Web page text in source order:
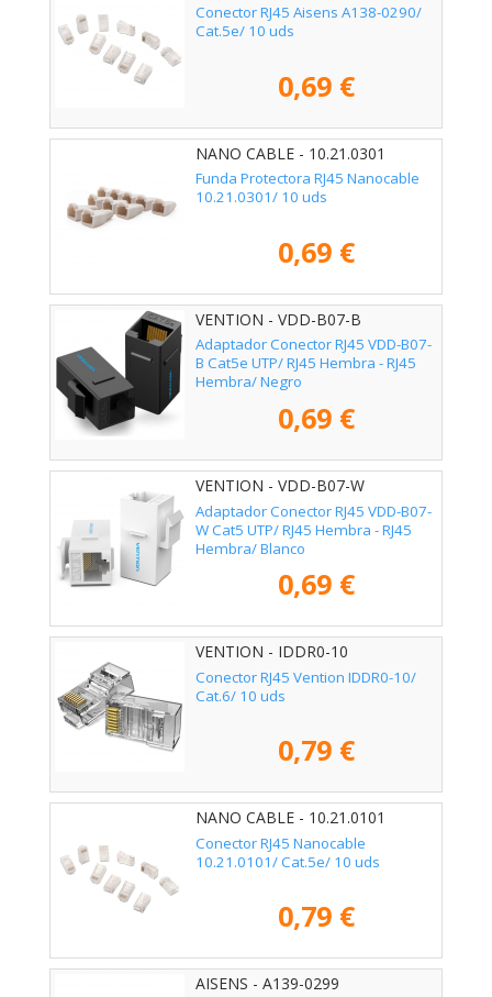
Conector RJ45 Aisens A138-0290/
Cat.5e/ 10 uds
0,69 €
NANO CABLE - 10.21.0301
Funda Protectora RJ45 Nanocable
10.21.0301/ 10 uds
0,69 €
VENTION - VDD-B07-B
Adaptador Conector RJ45 VDD-B07-
B Cat5e UTP/ RJ45 Hembra - RJ45
Hembra/ Negro
0,69 €
VENTION - VDD-B07-W
Adaptador Conector RJ45 VDD-B07-
W Cat5 UTP/ RJ45 Hembra - RJ45
Hembra/ Blanco
0,69 €
VENTION - IDDR0-10
Conector RJ45 Vention IDDR0-10/
Cat.6/ 10 uds
0,79 €
NANO CABLE - 10.21.0101
Conector RJ45 Nanocable
10.21.0101/ Cat.5e/ 10 uds
0,79 €
AISENS - A139-0299